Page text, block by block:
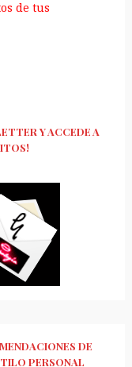
de tus
Y ACCEDE A
DE
PERSONAL